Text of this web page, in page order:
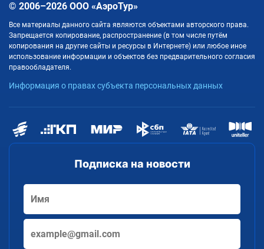
Подписка на новости
© 2006–2026 ООО «АэроТур»
Все материалы данного сайта являются объектами авторского права.
Запрещается копирование, распространение (в том числе путём
копирования на другие сайты и ресурсы в Интернете) или любое иное
использование информации и объектов без предварительного согласия
правообладателя.
Информация о правах субъекта персональных данных